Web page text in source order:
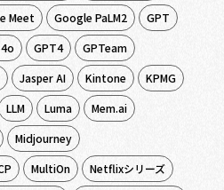
Meet Google PaLM2
GPT
GPT4
GPTeam
Jasper AI Kintone
KPMG
LLM Luma
Mem.ai
Midjourney
MultiOn
Netflixシリーズ